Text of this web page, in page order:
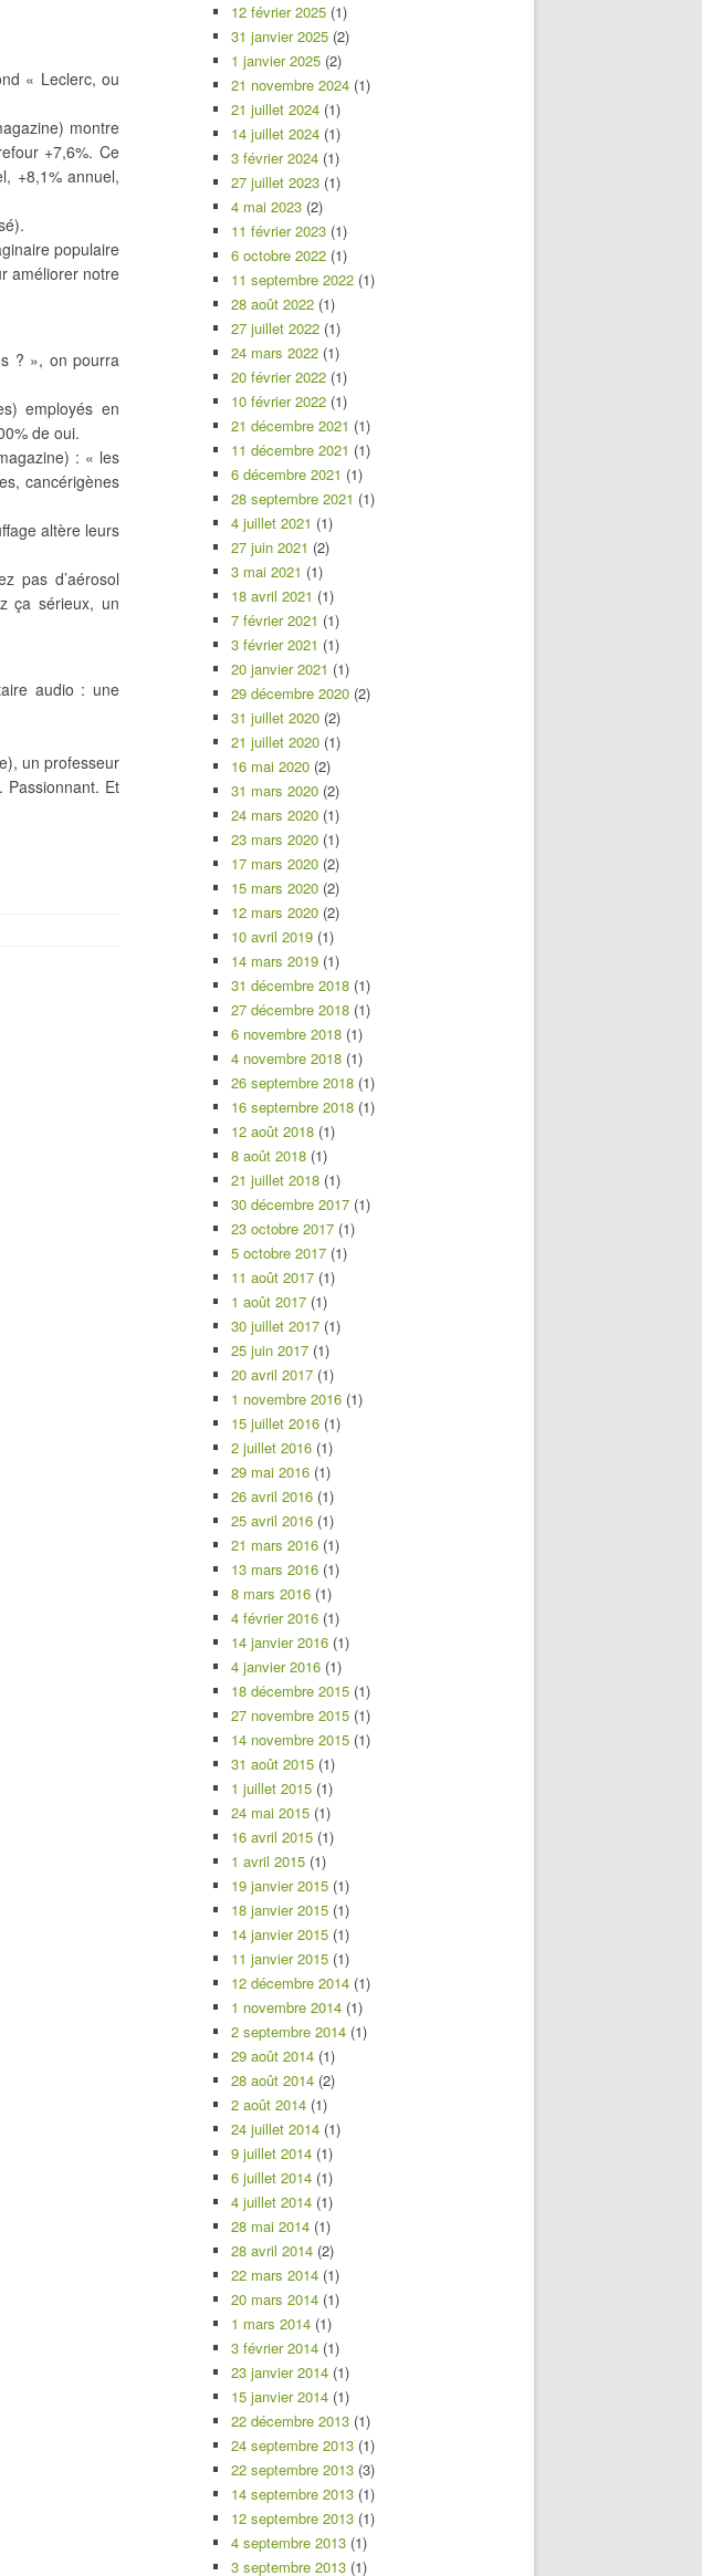
« Leclerc, ou
montre
+7,6%. Ce
+8,1% annuel,
populaire
améliorer notre
? », on pourra
employés en
de oui.
: « les
cancérigènes
altère leurs
pas d’aérosol
ça sérieux, un
audio : une
un professeur
Passionnant. Et
12 février 2025 (1)
31 janvier 2025 (2)
1 janvier 2025 (2)
21 novembre 2024 (1)
21 juillet 2024 (1)
14 juillet 2024 (1)
3 février 2024 (1)
27 juillet 2023 (1)
4 mai 2023 (2)
11 février 2023 (1)
6 octobre 2022 (1)
11 septembre 2022 (1)
28 août 2022 (1)
27 juillet 2022 (1)
24 mars 2022 (1)
20 février 2022 (1)
10 février 2022 (1)
21 décembre 2021 (1)
11 décembre 2021 (1)
6 décembre 2021 (1)
28 septembre 2021 (1)
4 juillet 2021 (1)
27 juin 2021 (2)
3 mai 2021 (1)
18 avril 2021 (1)
7 février 2021 (1)
3 février 2021 (1)
20 janvier 2021 (1)
29 décembre 2020 (2)
31 juillet 2020 (2)
21 juillet 2020 (1)
16 mai 2020 (2)
31 mars 2020 (2)
24 mars 2020 (1)
23 mars 2020 (1)
17 mars 2020 (2)
15 mars 2020 (2)
12 mars 2020 (2)
10 avril 2019 (1)
14 mars 2019 (1)
31 décembre 2018 (1)
27 décembre 2018 (1)
6 novembre 2018 (1)
4 novembre 2018 (1)
26 septembre 2018 (1)
16 septembre 2018 (1)
12 août 2018 (1)
8 août 2018 (1)
21 juillet 2018 (1)
30 décembre 2017 (1)
23 octobre 2017 (1)
5 octobre 2017 (1)
11 août 2017 (1)
1 août 2017 (1)
30 juillet 2017 (1)
25 juin 2017 (1)
20 avril 2017 (1)
1 novembre 2016 (1)
15 juillet 2016 (1)
2 juillet 2016 (1)
29 mai 2016 (1)
26 avril 2016 (1)
25 avril 2016 (1)
21 mars 2016 (1)
13 mars 2016 (1)
8 mars 2016 (1)
4 février 2016 (1)
14 janvier 2016 (1)
4 janvier 2016 (1)
18 décembre 2015 (1)
27 novembre 2015 (1)
14 novembre 2015 (1)
31 août 2015 (1)
1 juillet 2015 (1)
24 mai 2015 (1)
16 avril 2015 (1)
1 avril 2015 (1)
19 janvier 2015 (1)
18 janvier 2015 (1)
14 janvier 2015 (1)
11 janvier 2015 (1)
12 décembre 2014 (1)
1 novembre 2014 (1)
2 septembre 2014 (1)
29 août 2014 (1)
28 août 2014 (2)
2 août 2014 (1)
24 juillet 2014 (1)
9 juillet 2014 (1)
6 juillet 2014 (1)
4 juillet 2014 (1)
28 mai 2014 (1)
28 avril 2014 (2)
22 mars 2014 (1)
20 mars 2014 (1)
1 mars 2014 (1)
3 février 2014 (1)
23 janvier 2014 (1)
15 janvier 2014 (1)
22 décembre 2013 (1)
24 septembre 2013 (1)
22 septembre 2013 (3)
14 septembre 2013 (1)
12 septembre 2013 (1)
4 septembre 2013 (1)
3 septembre 2013 (1)